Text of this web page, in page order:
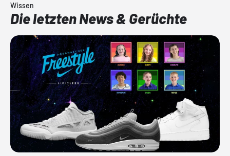
Wissen
Die letzten News & Gerüchte